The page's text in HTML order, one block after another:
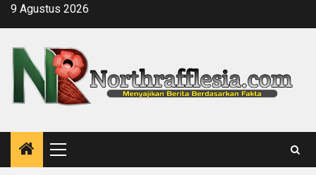
Skip9 Agustus 2026
Primary
Menu